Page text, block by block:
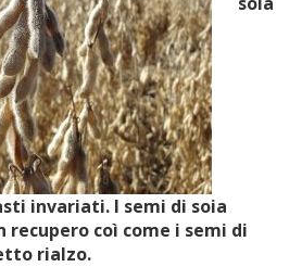
invariati. I semi di soia
coì come i semi di
rialzo.